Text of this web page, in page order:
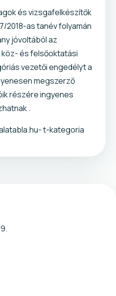
és vizsgafelkészítők
2018-as tanév folyamán
jóvoltából az
és felsőoktatási
vezetői engedélyt a
megszerző
részére ingyenes
.
t-kategoria